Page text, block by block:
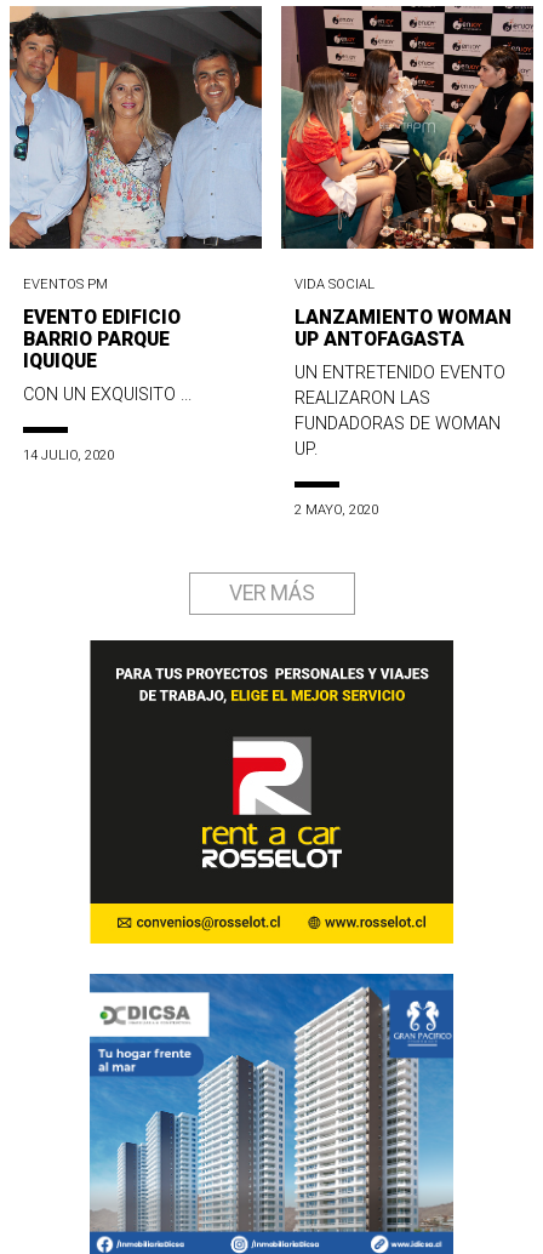
EVENTOS PM
EVENTO EDIFICIO
BARRIO PARQUE
IQUIQUE
CON UN EXQUISITO ...
14 JULIO, 2020
VIDA SOCIAL
LANZAMIENTO WOMAN
UP ANTOFAGASTA
UN ENTRETENIDO EVENTO
REALIZARON LAS
FUNDADORAS DE WOMAN
UP.
2 MAYO, 2020
VER MÁS